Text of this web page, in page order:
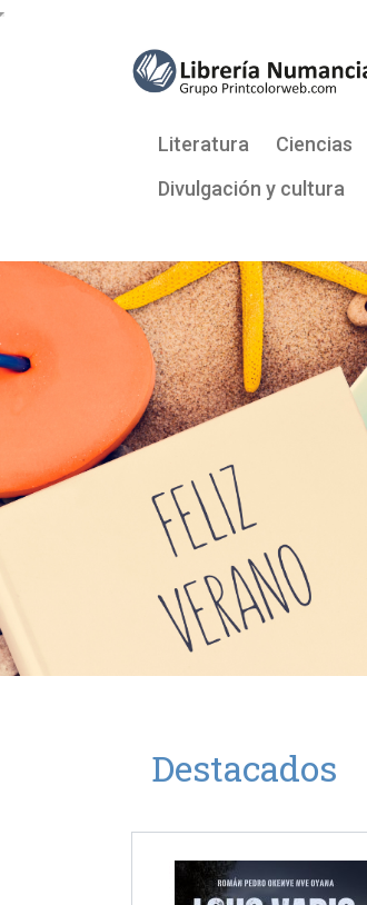
Literatura Ciencias
Divulgación y cultura
Destacados